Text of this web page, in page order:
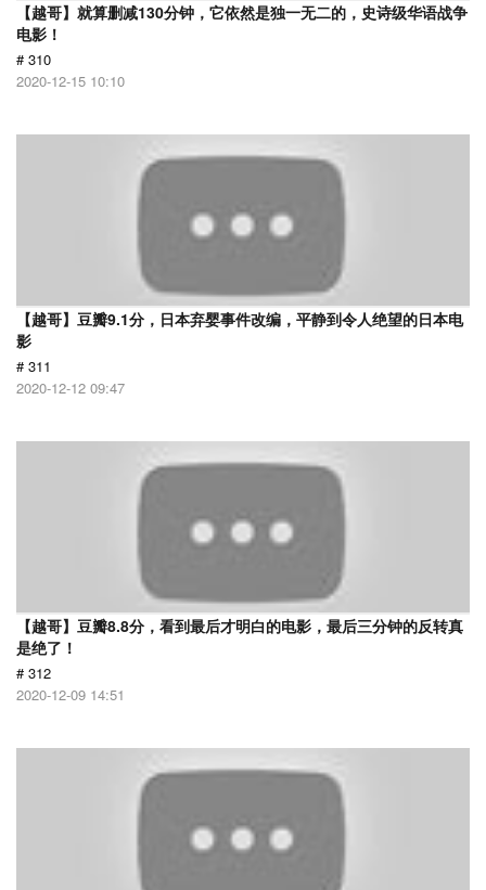
【越哥】就算删减130分钟，它依然是独一无二的，史诗级华语战争
电影！
# 310
2020-12-15 10:10
【越哥】豆瓣9.1分，日本弃婴事件改编，平静到令人绝望的日本电
影
# 311
2020-12-12 09:47
【越哥】豆瓣8.8分，看到最后才明白的电影，最后三分钟的反转真
是绝了！
# 312
2020-12-09 14:51